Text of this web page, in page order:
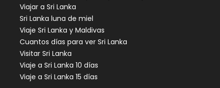
Viajar a Sri Lanka
Sri Lanka luna de miel
Viaje Sri Lanka y Maldivas
Cuantos días para ver Sri Lanka
Visitar Sri Lanka
Viaje a Sri Lanka 10 días
Viaje a Sri Lanka 15 días